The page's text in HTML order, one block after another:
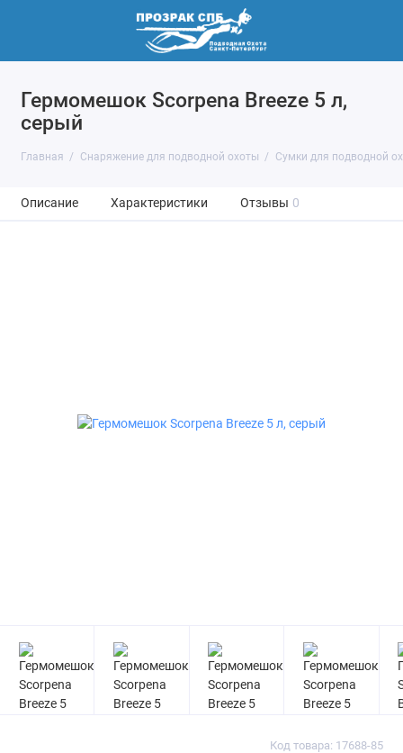
Гермомешок Scorpena Breeze 5 л,
серый
Главная Снаряжение для подводной охоты Сумки для подводной
Описание Характеристики Отзывы 0
Код товара: 17688-85